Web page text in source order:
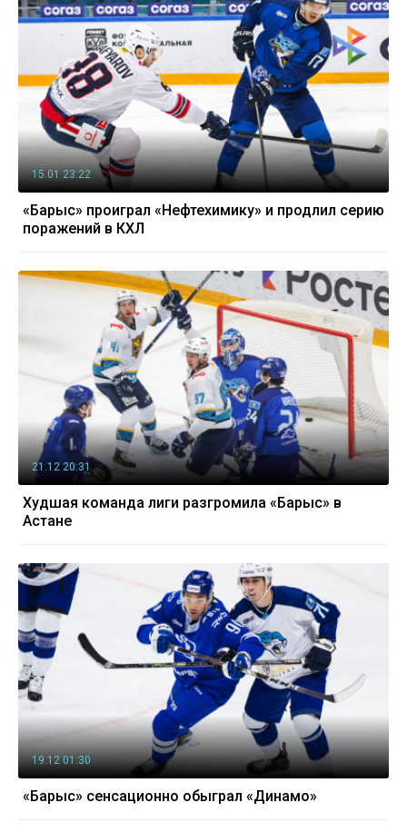
15.01 23:22
«Барыс» проиграл «Нефтехимику» и продлил серию
поражений в КХЛ
21.12 20:31
Худшая команда лиги разгромила «Барыс» в
Астане
19.12 01:30
«Барыс» сенсационно обыграл «Динамо»